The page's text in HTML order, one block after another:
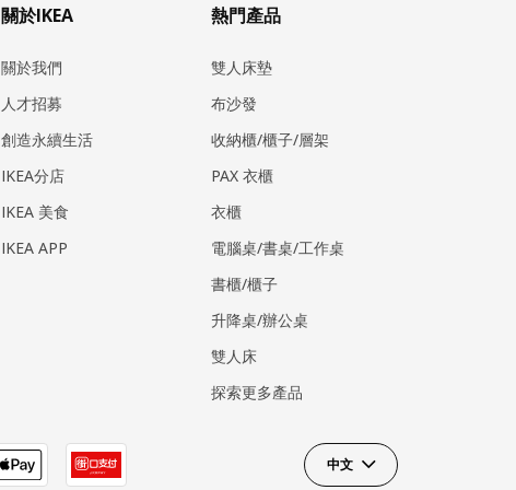
關於IKEA
關於我們
人才招募
創造永續生活
IKEA分店
IKEA 美食
IKEA APP
熱門產品
雙人床墊
布沙發
收納櫃/櫃子/層架
PAX 衣櫃
衣櫃
電腦桌/書桌/工作桌
書櫃/櫃子
升降桌/辦公桌
雙人床
探索更多產品
中文